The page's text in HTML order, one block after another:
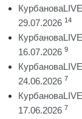
29.07.2026 14
16.07.2026 9
24.06.2026 7
17.06.2026 7